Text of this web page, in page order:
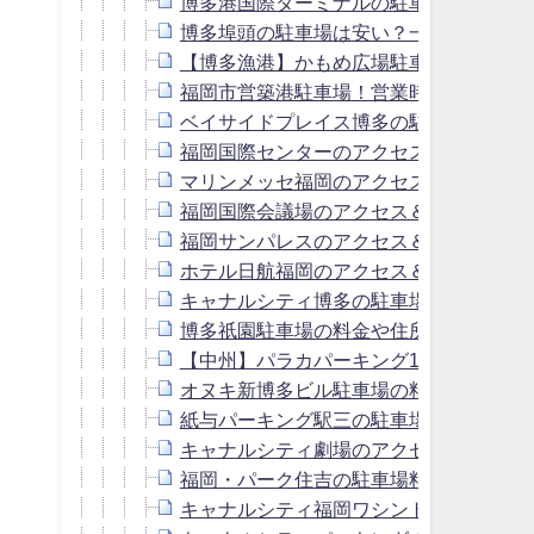
博多埠頭の駐車場は安い？一泊・連泊の
【博多漁港】かもめ広場駐車場！最大
福岡市営築港駐車場！営業時間・最大料
ベイサイドプレイス博多の駐車場！料金
福岡国際センターのアクセス＆駐車場！
マリンメッセ福岡のアクセス＆駐車場の
福岡国際会議場のアクセス＆駐車場！料
福岡サンパレスのアクセス＆駐車場の予
ホテル日航福岡のアクセス＆駐車場！料
キャナルシティ博多の駐車場は無料？周
博多祇園駐車場の料金や住所は？周辺の
【中州】パラカパーキング103の駐車場
オヌキ新博多ビル駐車場の料金は？キャ
紙与パーキング駅三の駐車場料金は？キ
キャナルシティ劇場のアクセス＆駐車場
福岡・パーク住吉の駐車場料金は？キャ
キャナルシティ福岡ワシントンホテルの